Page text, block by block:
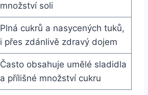
množství soli
Plná cukrů a nasycených tuků,
i přes zdánlivě zdravý dojem
Často obsahuje umělé sladidla
a přílišné množství cukru